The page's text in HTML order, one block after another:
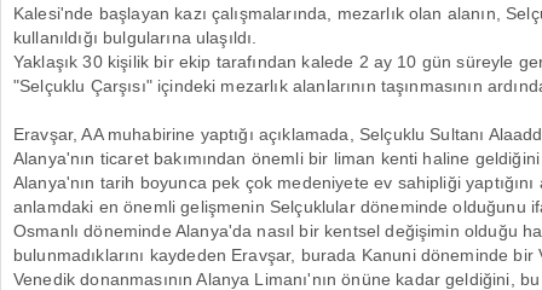
Kalesi'nde başlayan kazı çalışmalarında, mezarlık olan alanın,
kullanıldığı bulgularına ulaşıldı.
Yaklaşık 30 kişilik bir ekip tarafından kalede 2 ay 10 gün süreyle
"Selçuklu Çarşısı" içindeki mezarlık alanlarının taşınmasının
Eravşar, AA muhabirine yaptığı açıklamada, Selçuklu Sultanı
Alanya'nın ticaret bakımından önemli bir liman kenti haline
Alanya'nın tarih boyunca pek çok medeniyete ev sahipliği
anlamdaki en önemli gelişmenin Selçuklular döneminde olduğunu
Osmanlı döneminde Alanya'da nasıl bir kentsel değişimin olduğu
bulunmadıklarını kaydeden Eravşar, burada Kanuni döneminde bir
Venedik donanmasının Alanya Limanı'nın önüne kadar geldiğini,